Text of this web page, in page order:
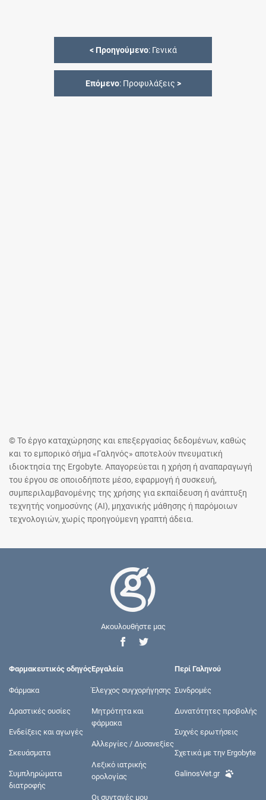
< Προηγούμενο: Γενικά
Επόμενο: Προφυλάξεις >
© Το έργο καταχώρησης και επεξεργασίας δεδομένων, καθώς
και το εμπορικό σήμα «Γαληνός» αποτελούν πνευματική
ιδιοκτησία της Ergobyte. Απαγορεύεται η χρήση ή αναπαραγωγή
του έργου σε οποιοδήποτε μέσο, εφαρμογή ή συσκευή,
συμπεριλαμβανομένης της χρήσης για εκπαίδευση ή ανάπτυξη
τεχνητής νοημοσύνης (AI), μηχανικής μάθησης ή παρόμοιων
τεχνολογιών, χωρίς προηγούμενη γραπτή άδεια.
Ακουλουθήστε μας
Φαρμακευτικός οδηγός
Φάρμακα
Δραστικές ουσίες
Ενδείξεις και αγωγές
Σκευάσματα
Συμπληρώματα
διατροφής
Εργαλεία
Έλεγχος συγχορήγησης
Μητρότητα και
φάρμακα
Αλλεργίες / Δυσανεξίες
Λεξικό ιατρικής
ορολογίας
Οι συνταγές μου
Περί Γαληνού
Συνδρομές
Δυνατότητες προβολής
Συχνές ερωτήσεις
Σχετικά με την Ergobyte
GalinosVet.gr